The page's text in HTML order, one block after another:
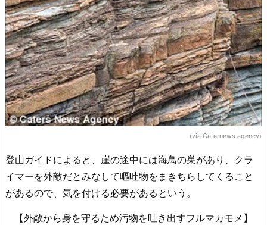
(via Caternews agency)
登山ガイドによると、崖の途中には海鳥の巣があり、クラ
イマーを外敵だとみなして嘔吐物をまきちらしてくること
があるので、気を付ける必要があるという。
【外敵から身を守るため汚物を吐き出すフルマカモメ】